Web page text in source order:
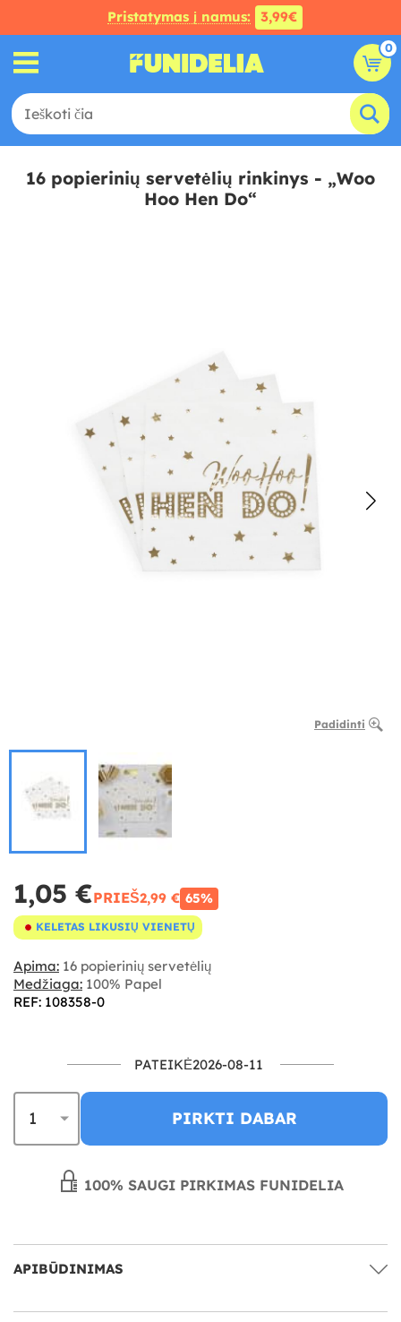
Pristatymas į namus: 3,99€
0
16 popierinių servetėlių rinkinys - „Woo
Hoo Hen Do“
Padidinti
1,05 €PRIEŠ2,99 € 65%
KELETAS LIKUSIŲ VIENETŲ
Apima: 16 popierinių servetėlių
Medžiaga: 100% Papel
REF: 108358-0
PATEIKĖ2026-08-11
PIRKTI DABAR
100% SAUGI PIRKIMAS FUNIDELIA
APIBŪDINIMAS